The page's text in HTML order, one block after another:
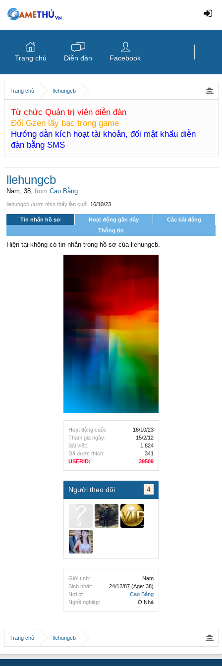
Trang chủ llehungcb
Từ chức Quản trị viên diễn đàn
Đổi Gzen lấy bạc trong game
Hướng dẫn kích hoạt tài khoản, đổi mật khẩu diễn
đàn bằng SMS
Hoạt động cuối:
16/10/23
Tham gia ngày:
15/2/12
Bài viết:
1,824
Đã được thích:
341
USERID:
39509
Người theo dõi 4
Giới tính:
Nam
Sinh nhật:
24/12/87 (Age: 38)
Nơi ở:
Cao Bằng
Nghề nghiệp:
Ở Nhà
llehungcb
Nam, 38, from Cao Bằng
llehungcb được nhìn thấy lần cuối: 16/10/23
Tin nhắn hồ sơ Hoạt động gần đây
Các bài đăng
Thông tin
Hiện tại không có tin nhắn trong hồ sơ của llehungcb.
Trang chủ llehungcb
Trang chủ Diễn đàn Facebook